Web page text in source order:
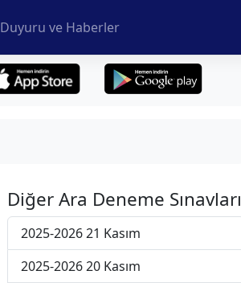
Duyuru ve Haberler
Diğer Ara Deneme Sınavları
2025-2026 21 Kasım
2025-2026 20 Kasım